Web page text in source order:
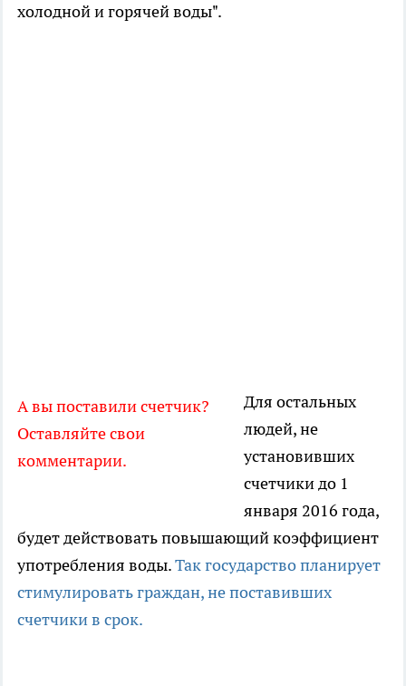
холодной и горячей воды".
А вы поставили счетчик?
Оставляйте свои
комментарии.
Для остальных
людей, не
установивших
счетчики до 1
января 2016 года,
будет действовать повышающий коэффициент
употребления воды.Так государство планирует
стимулировать граждан, не поставивших
счетчики в срок.